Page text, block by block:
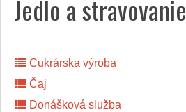
Jedlo a stravovanie
Cukrárska výroba
Čaj
Donášková služba